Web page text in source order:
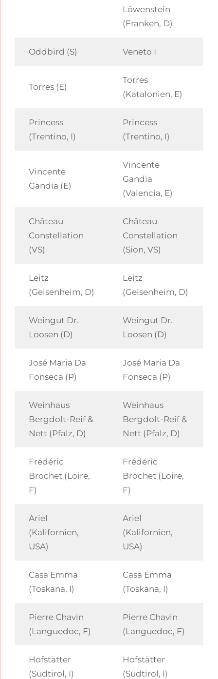
Löwenstein
(Franken, D)
Oddbird (S) Veneto I
Torres (E)
Torres
(Katalonien, E)
Princess
(Trentino, I)
Princess
(Trentino, I)
Vincente
Gandia (E)
Vincente
Gandia
(Valencia, E)
Château
Constellation
(VS)
Château
Constellation
(Sion, VS)
Leitz
(Geisenheim, D)
Leitz
(Geisenheim, D)
Weingut Dr.
Loosen (D)
Weingut Dr.
Loosen (D)
José Maria Da
Fonseca (P)
José Maria Da
Fonseca (P)
Weinhaus
Bergdolt-Reif &
Nett (Pfalz, D)
Weinhaus
Bergdolt-Reif &
Nett (Pfalz, D)
Frédéric
Brochet (Loire,
F)
Frédéric
Brochet (Loire,
F)
Ariel
(Kalifornien,
USA)
Ariel
(Kalifornien,
USA)
Casa Emma
(Toskana, I)
Casa Emma
(Toskana, I)
Pierre Chavin
(Languedoc, F)
Pierre Chavin
(Languedoc, F)
Hofstätter
(Südtirol, I)
Hofstätter
(Südtirol, I)